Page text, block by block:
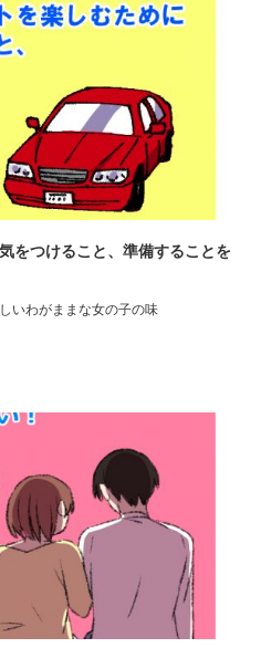
をつけること、準備することを
いわがままな女の子の味